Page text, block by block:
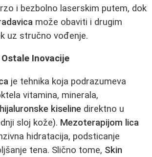
i bezbolno laserskim putem, dok
može obaviti i drugim
uz stručno vođenje.
Inovacije
je tehnika koja podrazumeva
vitamina, minerala,
hijaluronske kiseline direktno u
sloj kože). Mezoterapijom lica
hidratacija, podsticanje
tena. Slično tome, Skin